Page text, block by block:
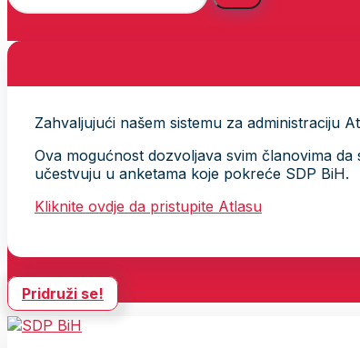
Zahvaljujući našem sistemu za administraciju
Ova mogućnost dozvoljava svim članovima
učestvuju u anketama koje pokreće SDP BiH.
Kliknite ovdje da pristupite Atlasu
Pridruži se!